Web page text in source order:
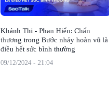
Khánh Thi - Phan Hiển: Chấn
thương trong Bước nhảy hoàn vũ là
điều hết sức bình thường
09/12/2024 - 21:04